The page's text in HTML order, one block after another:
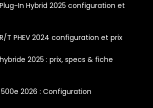
In Hybrid 2025 configuration et
T PHEV 2024 configuration et prix
2025 : prix, specs & fiche
2026 : Configuration